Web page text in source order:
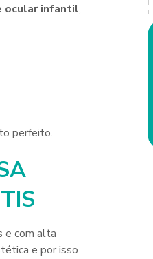
ocular infantil,
perfeito.
e com alta
e por isso